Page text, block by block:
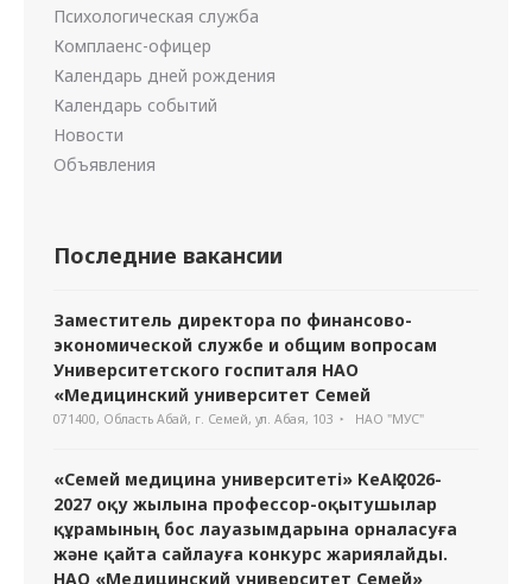
Психологическая служба
Комплаенс-офицер
Календарь дней рождения
Календарь событий
Новости
Объявления
Последние вакансии
Заместитель директора по финансово-
экономической службе и общим вопросам
Университетского госпиталя НАО
«Медицинский университет Семей
071400, Область Абай, г. Семей, ул. Абая, 103 НАО "МУС"
«Семей медицина университеті» КеАҚ 2026-
2027 оқу жылына профессор-оқытушылар
құрамының бос лауазымдарына орналасуға
және қайта сайлауға конкурс жариялайды.
НАО «Медицинский университет Семей»